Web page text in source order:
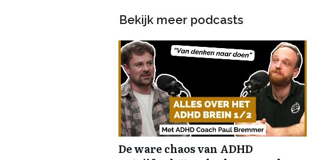
Bekijk meer podcasts
De ware chaos van ADHD